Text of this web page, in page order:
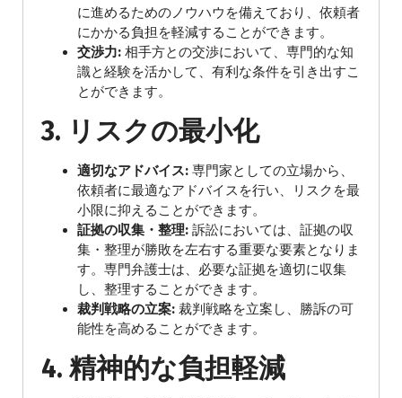
に進めるためのノウハウを備えており、依頼者
にかかる負担を軽減することができます。
交渉力: 相手方との交渉において、専門的な知
識と経験を活かして、有利な条件を引き出すこ
とができます。
3. リスクの最小化
適切なアドバイス: 専門家としての立場から、
依頼者に最適なアドバイスを行い、リスクを最
小限に抑えることができます。
証拠の収集・整理: 訴訟においては、証拠の収
集・整理が勝敗を左右する重要な要素となりま
す。専門弁護士は、必要な証拠を適切に収集
し、整理することができます。
裁判戦略の立案: 裁判戦略を立案し、勝訴の可
能性を高めることができます。
4. 精神的な負担軽減